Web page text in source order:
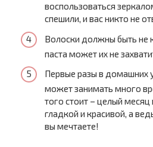
воспользоваться
спешили, и вас никто не
Волоски должны быть не
паста может их не
Первые разы в домашних
может занимать много
того стоит – целый
гладкой и красивой, а
вы мечтаете!